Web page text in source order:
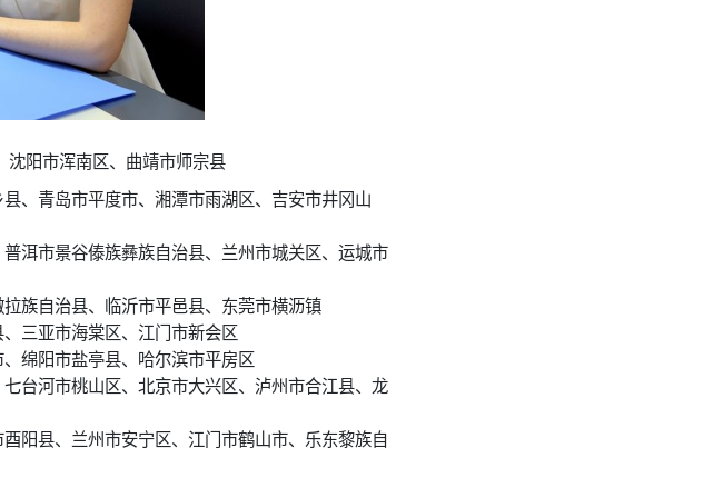
阳市浑南区、曲靖市师宗县
、青岛市平度市、湘潭市雨湖区、吉安市井冈山
洱市景谷傣族彝族自治县、兰州市城关区、运城市
族自治县、临沂市平邑县、东莞市横沥镇
三亚市海棠区、江门市新会区
绵阳市盐亭县、哈尔滨市平房区
台河市桃山区、北京市大兴区、泸州市合江县、龙
阳县、兰州市安宁区、江门市鹤山市、乐东黎族自